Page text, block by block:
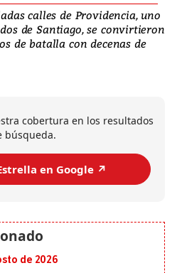
calles de Providencia, uno
de Santiago, se convirtieron
de batalla con decenas de
cobertura en los resultados
búsqueda.
en Google ↗️
de 2026